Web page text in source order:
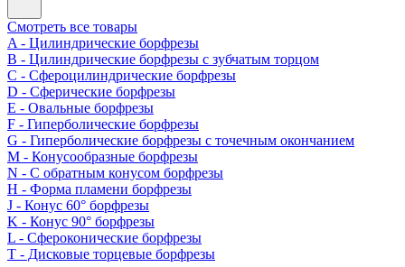
Смотреть все товары
A - Цилиндрические борфрезы
B - Цилиндрические борфрезы с зубчатым торцом
C - Сфероцилиндрические борфрезы
D - Сферические борфрезы
E - Овальные борфрезы
F - Гиперболические борфрезы
G - Гиперболические борфрезы с точечным окончанием
M - Конусообразные борфрезы
N - С обратным конусом борфрезы
H - Форма пламени борфрезы
J - Конус 60° борфрезы
K - Конус 90° борфрезы
L - Сфероконические борфрезы
T - Дисковые торцевые борфрезы